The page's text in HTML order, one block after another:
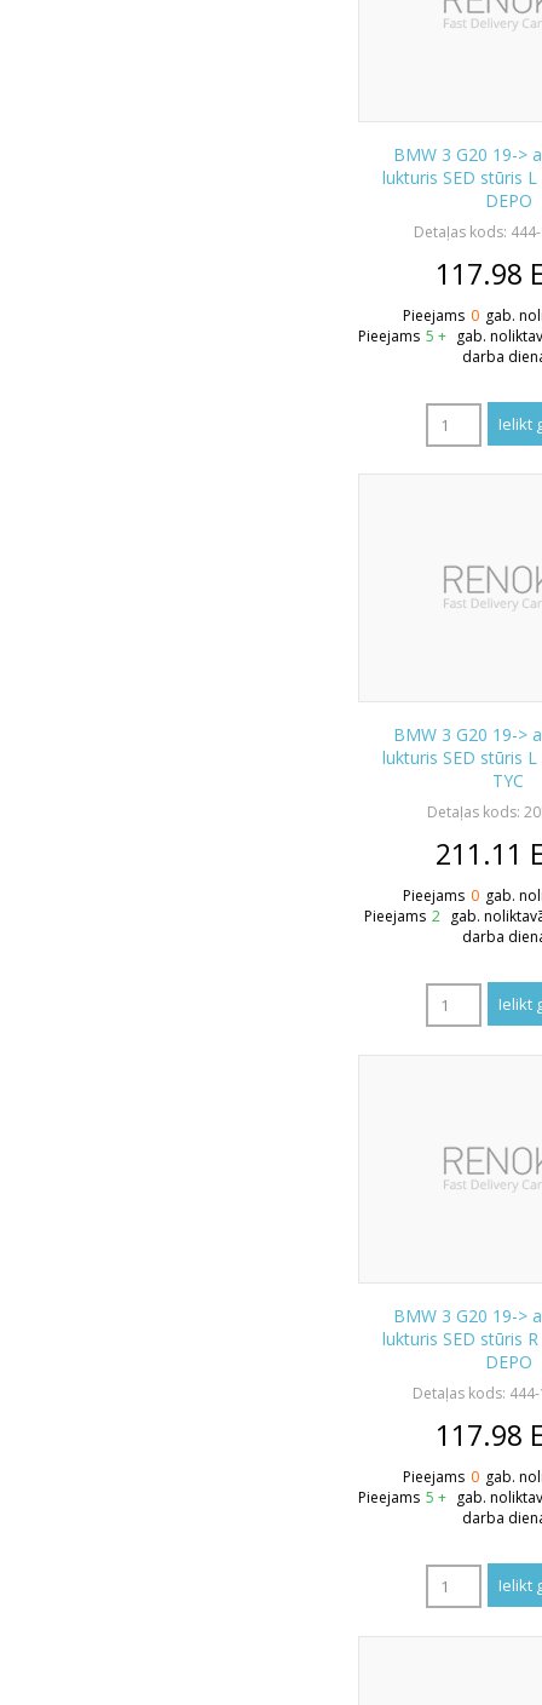
BMW 3 G20 19->
lukturis SED stūris
DEPO
Detaļas kods:
117.98
Pieejams 0 gab.
Pieejams 5 + gab.
darba
BMW 3 G20 19->
lukturis SED stūris
TYC
Detaļas kods:
211.11
Pieejams 0 gab.
Pieejams 2 gab.
darba
BMW 3 G20 19->
lukturis SED stūris
DEPO
Detaļas kods: 444-
117.98
Pieejams 0 gab.
Pieejams 5 + gab.
darba